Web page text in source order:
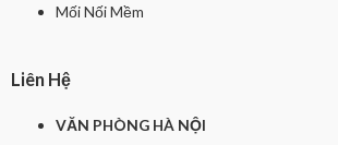
Mối Nối Mềm
Liên Hệ
VĂN PHÒNG HÀ NỘI